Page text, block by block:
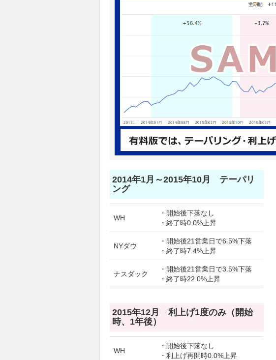
2014年1月～2015年10月 テーパリ
ング
WH
・開始後下落なし
・終了時0.0%上昇
NYダウ
・開始後21営業日で6.5%下落
・終了時7.4%上昇
ナスダック
・開始後21営業日で3.5%下落
・終了時22.0%上昇
2015年12月 利上げ1度のみ（開始
時、1年後）
WH
・開始後下落なし
・利上げ再開時0.0%上昇